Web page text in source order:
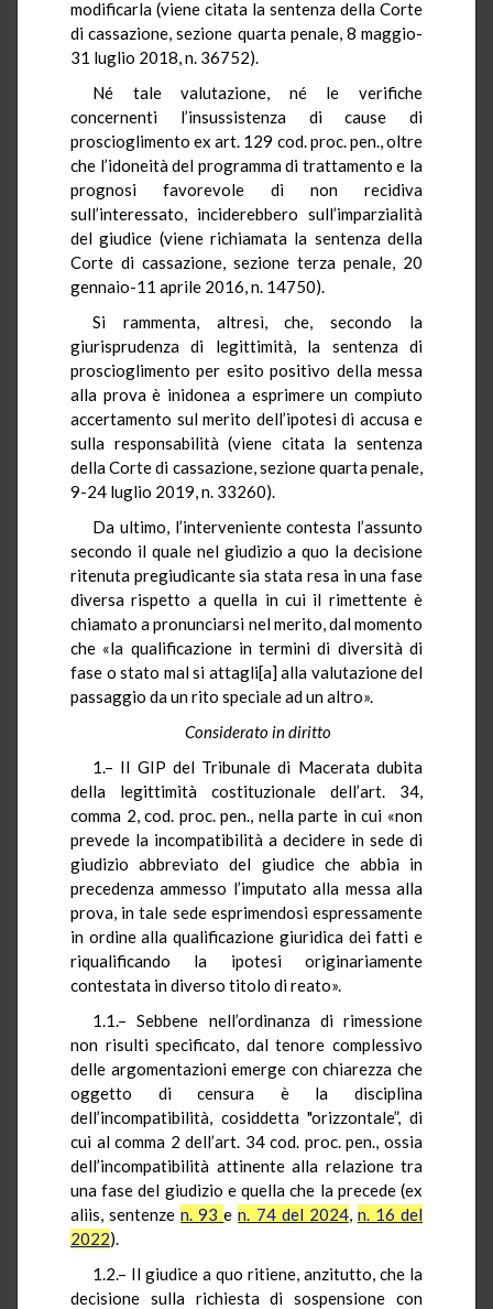
modificarla (viene citata la sentenza della Corte
di cassazione, sezione quarta penale, 8 maggio-
31 luglio 2018, n. 36752).
Né tale valutazione, né le verifiche
concernenti l’insussistenza di cause di
proscioglimento ex art. 129 cod. proc. pen., oltre
che l’idoneità del programma di trattamento e la
prognosi favorevole di non recidiva
sull’interessato, inciderebbero sull’imparzialità
del giudice (viene richiamata la sentenza della
Corte di cassazione, sezione terza penale, 20
gennaio-11 aprile 2016, n. 14750).
Si rammenta, altresì, che, secondo la
giurisprudenza di legittimità, la sentenza di
proscioglimento per esito positivo della messa
alla prova è inidonea a esprimere un compiuto
accertamento sul merito dell’ipotesi di accusa e
sulla responsabilità (viene citata la sentenza
della Corte di cassazione, sezione quarta penale,
9-24 luglio 2019, n. 33260).
Da ultimo, l’interveniente contesta l’assunto
secondo il quale nel giudizio a quo la decisione
ritenuta pregiudicante sia stata resa in una fase
diversa rispetto a quella in cui il rimettente è
chiamato a pronunciarsi nel merito, dal momento
che «la qualificazione in termini di diversità di
fase o stato mal si attagli[a] alla valutazione del
passaggio da un rito speciale ad un altro».
Considerato in diritto
1.– Il GIP del Tribunale di Macerata dubita
della legittimità costituzionale dell’art. 34,
comma 2, cod. proc. pen., nella parte in cui «non
prevede la incompatibilità a decidere in sede di
giudizio abbreviato del giudice che abbia in
precedenza ammesso l’imputato alla messa alla
prova, in tale sede esprimendosi espressamente
in ordine alla qualificazione giuridica dei fatti e
riqualificando la ipotesi originariamente
contestata in diverso titolo di reato».
1.1.– Sebbene nell’ordinanza di rimessione
non risulti specificato, dal tenore complessivo
delle argomentazioni emerge con chiarezza che
oggetto di censura è la disciplina
dell’incompatibilità, cosiddetta "orizzontale”, di
cui al comma 2 dell’art. 34 cod. proc. pen., ossia
dell’incompatibilità attinente alla relazione tra
una fase del giudizio e quella che la precede (ex
aliis, sentenzen. 93en. 74 del 2024, n. 16 del
2022).
1.2.– Il giudice a quo ritiene, anzitutto, che la
decisione sulla richiesta di sospensione con